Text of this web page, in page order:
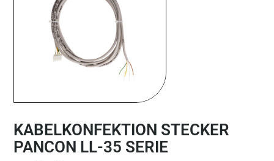
KABELKONFEKTION STECKER
PANCON LL-35 SERIE